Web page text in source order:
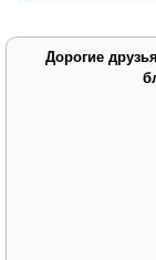
Дорогие